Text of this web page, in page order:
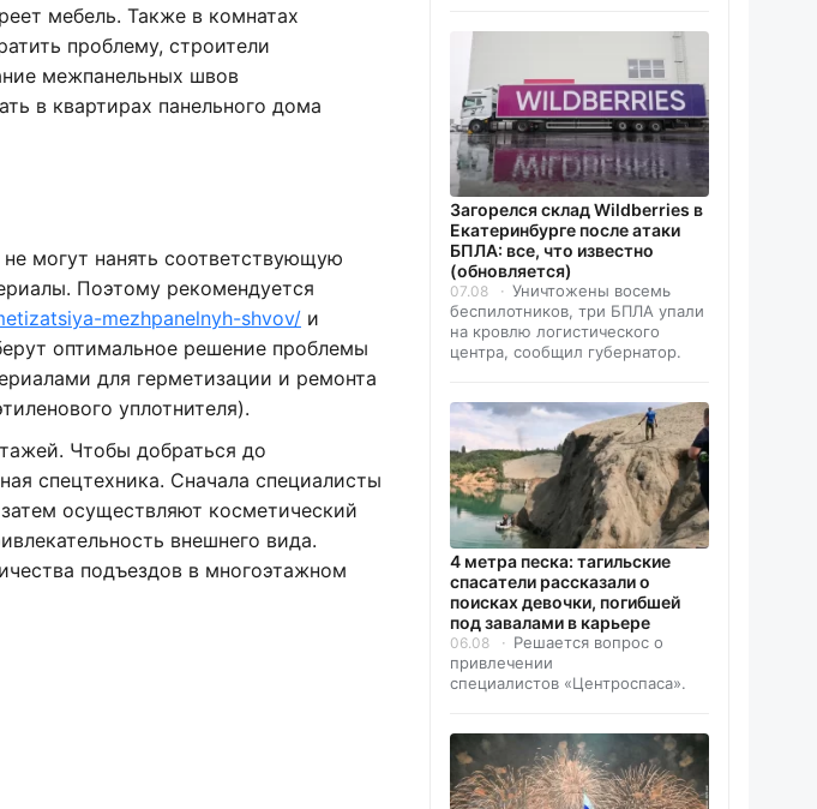
мебель. Также в комнатах
проблему, строители
межпанельных швов
в квартирах панельного дома
могут нанять соответствующую
Поэтому рекомендуется
mezhpanelnyh-shvov/ и
оптимальное решение проблемы
для герметизации и ремонта
уплотнителя).
Чтобы добраться до
спецтехника. Сначала специалисты
осуществляют косметический
внешнего вида.
подъездов в многоэтажном
Загорелся склад Wildberries в
Екатеринбурге после атаки
БПЛА: все, что известно
(обновляется)
07.08
Уничтожены восемь
беспилотников, три БПЛА упали
на кровлю логистического
центра, сообщил губернатор.
4 метра песка: тагильские
спасатели рассказали о
поисках девочки, погибшей
под завалами в карьере
06.08
Решается вопрос о
привлечении
специалистов «Центроспаса».